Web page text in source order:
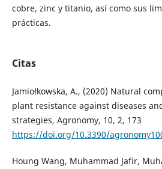
cobre, zinc y titanio, así como sus
prácticas.
Citas
Jamiołkowska, A., (2020) Natural
plant resistance against diseases
strategies, Agronomy, 10, 2, 173
https://doi.org/10.3390/
Houng Wang, Muhammad Jafir,